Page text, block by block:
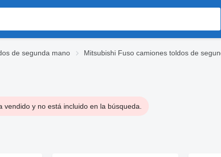
de segunda mano Mitsubishi Fuso camiones toldos de
vendido y no está incluido en la búsqueda.